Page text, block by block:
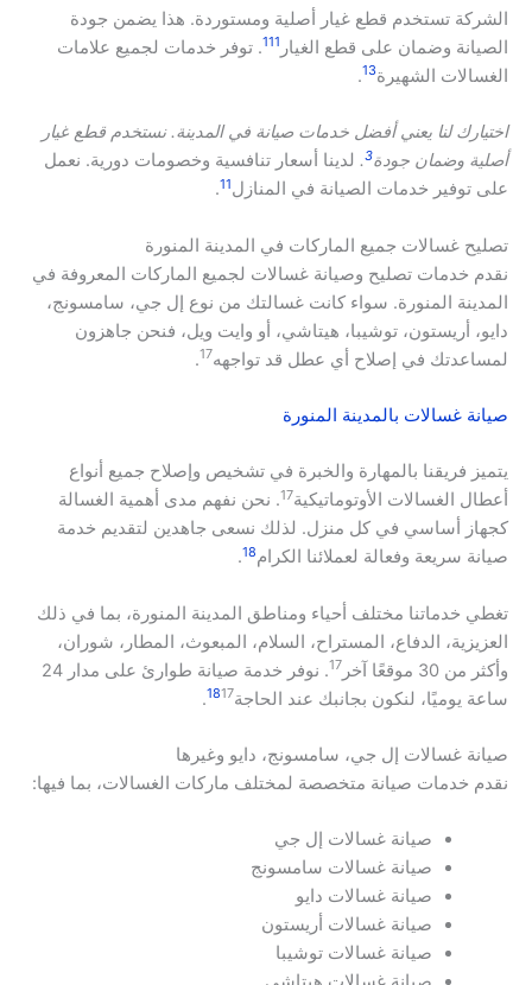
الشركة تستخدم قطع غيار أصلية ومستوردة. هذا يضمن جودة
الصيانة وضمان على قطع الغيار
111 . توفر خدمات لجميع علامات
الغسالات الشهيرة
13
.
اختيارك لنا يعني أفضل خدمات صيانة في المدينة. نستخدم قطع غيار
أصلية وضمان جودة3
. لدينا أسعار تنافسية وخصومات دورية. نعمل
على توفير خدمات الصيانة في المنازل11
.
تصليح غسالات جميع الماركات في المدينة المنورة
نقدم خدمات تصليح وصيانة غسالات لجميع الماركات المعروفة في
المدينة المنورة. سواء كانت غسالتك من نوع إل جي، سامسونج،
دايو، أريستون، توشيبا، هيتاشي، أو وايت ويل، فنحن جاهزون
لمساعدتك في إصلاح أي عطل قد تواجهه17
.
صيانة غسالات بالمدينة المنورة
يتميز فريقنا بالمهارة والخبرة في تشخيص وإصلاح جميع أنواع
أعطال الغسالات الأوتوماتيكية17. نحن نفهم مدى أهمية الغسالة
كجهاز أساسي في كل منزل. لذلك نسعى جاهدين لتقديم خدمة
صيانة سريعة وفعالة لعملائنا الكرام18
.
تغطي خدماتنا مختلف أحياء ومناطق المدينة المنورة، بما في ذلك
العزيزية، الدفاع، المستراح، السلام، المبعوث، المطار، شوران،
وأكثر من 30 موقعًا آخر
17
. نوفر خدمة صيانة طوارئ على مدار 24
ساعة يوميًا، لنكون بجانبك عند الحاجة
1817
.
صيانة غسالات إل جي، سامسونج، دايو وغيرها
نقدم خدمات صيانة متخصصة لمختلف ماركات الغسالات، بما فيها:
صيانة غسالات إل جي
صيانة غسالات سامسونج
صيانة غسالات دايو
صيانة غسالات أريستون
صيانة غسالات توشيبا